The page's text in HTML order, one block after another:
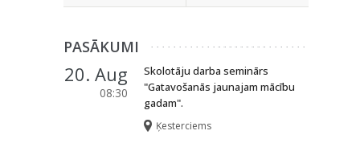
PASĀKUMI
20. Aug
08:30
Skolotāju darba seminārs
"Gatavošanās jaunajam mācību
gadam".
Ķesterciems